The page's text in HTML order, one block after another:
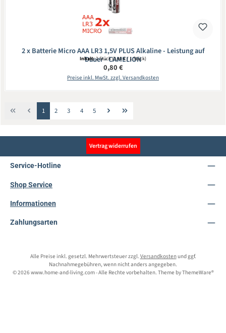
2 x Batterie Micro AAA LR3 1,5V PLUS Alkaline - Leistung auf
Dauer - CAMELION
Inhalt:2 Stück(0,40 € / 1 Stück)
Regulärer Preis:
0,80 €
Preise inkl. MwSt. zzgl. Versandkosten
Seite
1 Seite
2 Seite
3 Seite
4 Seite
5
Vertrag widerrufen
Service-Hotline
Shop Service
Informationen
Zahlungsarten
Alle Preise inkl. gesetzl. Mehrwertsteuer zzgl. Versandkostenund ggf.
Nachnahmegebühren, wenn nicht anders angegeben.
© 2026 www.home-and-living.com - Alle Rechte vorbehalten. Theme byThemeWare®